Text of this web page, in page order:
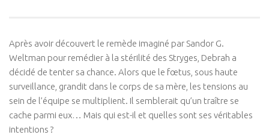
Après avoir découvert le remède imaginé par Sandor G.
Weltman pour remédier à la stérilité des Stryges, Debrah a
décidé de tenter sa chance. Alors que le fœtus, sous haute
surveillance, grandit dans le corps de sa mère, les tensions au
sein de l’équipe se multiplient. Il semblerait qu’un traître se
cache parmi eux… Mais qui est-il et quelles sont ses véritables
intentions ?